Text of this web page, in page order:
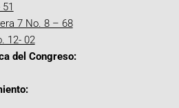
7 No. 8 – 68
12- 02
del Congreso: